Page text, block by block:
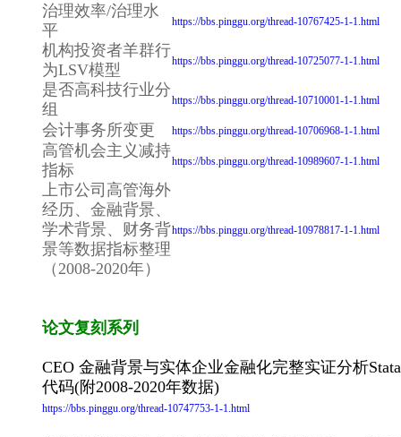
治理效率/治理水
平
https://bbs.pinggu.org/thread-10767425-1-1.html
机构投资者羊群行
为LSV模型
https://bbs.pinggu.org/thread-10725077-1-1.html
是否高科技行业分
组
https://bbs.pinggu.org/thread-10710001-1-1.html
会计事务所变更 https://bbs.pinggu.org/thread-10706968-1-1.html
高管机会主义减持
指标
https://bbs.pinggu.org/thread-10989607-1-1.html
上市公司高管海外
经历、金融背景、
学术背景、财务背
景等数据指标整理
（2008-2020年）
https://bbs.pinggu.org/thread-10978817-1-1.html
论文复刻系列
CEO 金融背景与实体企业金融化完整实证分析Stata
代码(附2008-2020年数据)
https://bbs.pinggu.org/thread-10747753-1-1.html